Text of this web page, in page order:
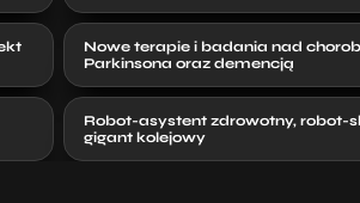
Nowe terapie i badania nad
Parkinsona oraz demencją
Robot-asystent zdrowotny, robot-
gigant kolejowy